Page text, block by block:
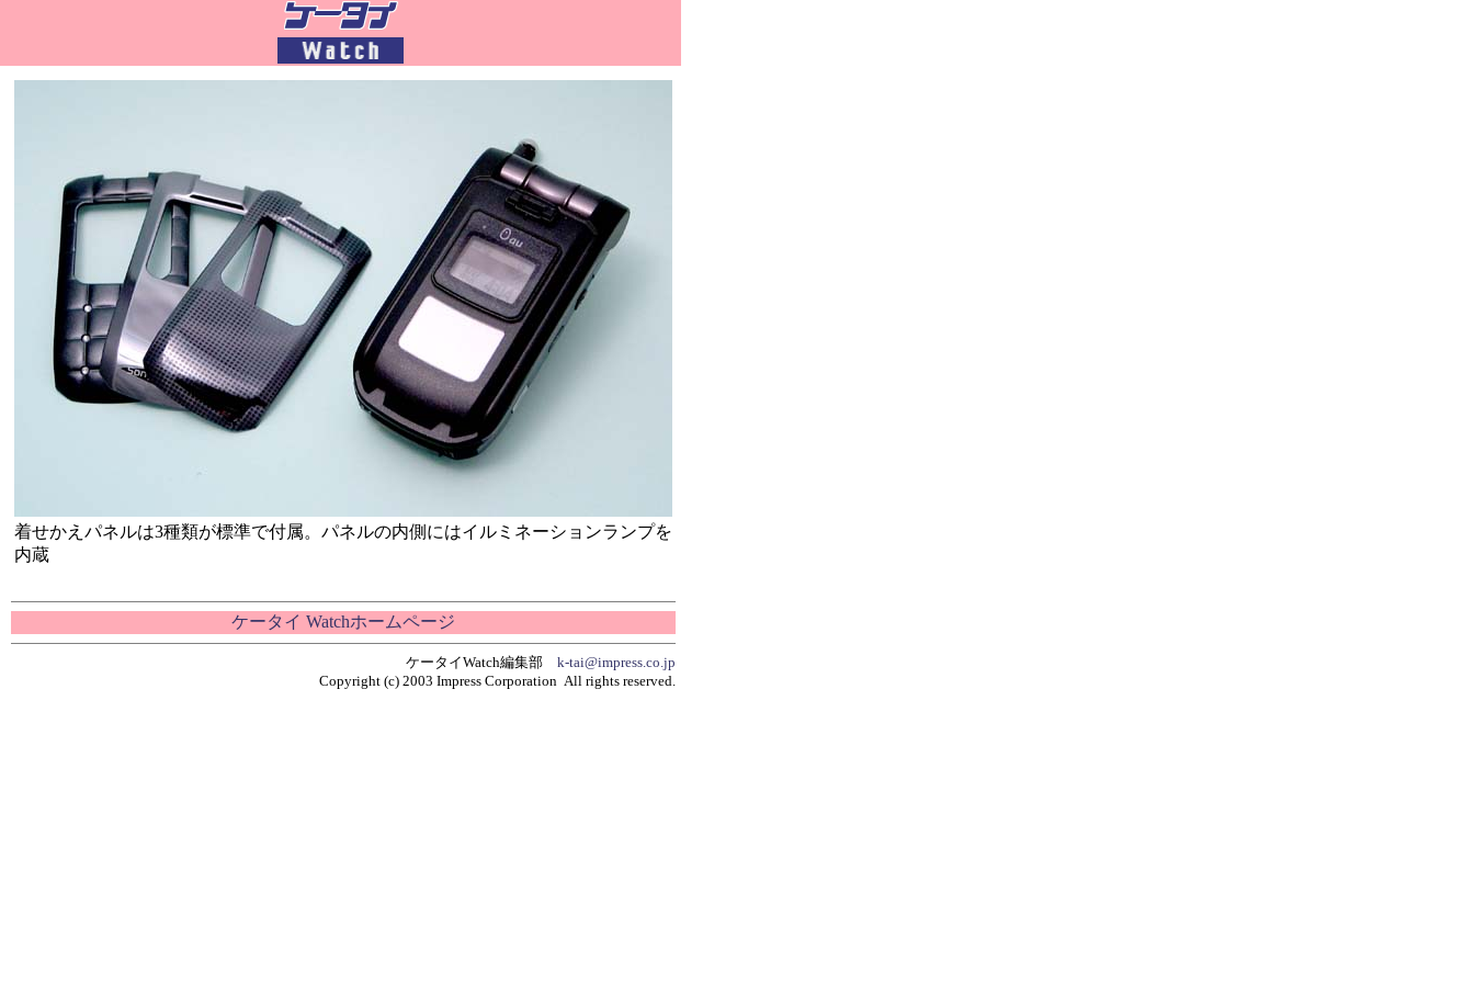
着せかえパネルは3種類が標準で付属。パネルの内側にはイルミネーションランプを
内蔵
ケータイ Watchホームページ
ケータイWatch編集部 k-tai@impress.co.jp
Copyright (c) 2003 Impress Corporation All rights reserved.